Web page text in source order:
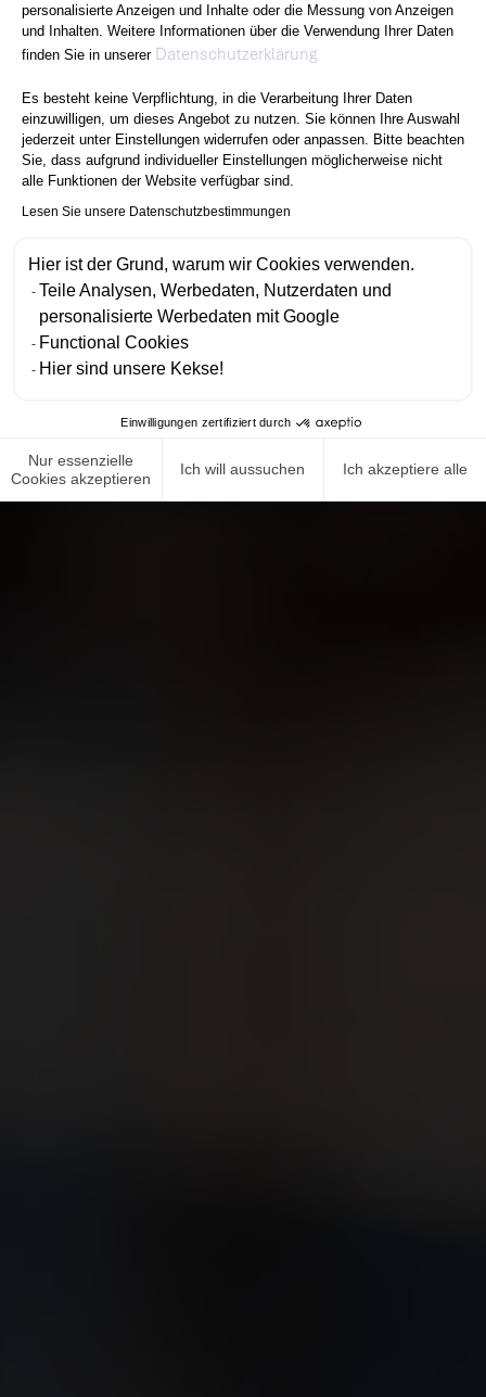
personalisierte Anzeigen und Inhalte oder die Messung von Anzeigen
und Inhalten. Weitere Informationen über die Verwendung Ihrer Daten
finden Sie in unserer Datenschutzerklärung
Es besteht keine Verpflichtung, in die Verarbeitung Ihrer Daten
einzuwilligen, um dieses Angebot zu nutzen. Sie können Ihre Auswahl
jederzeit unter Einstellungen widerrufen oder anpassen. Bitte beachten
Sie, dass aufgrund individueller Einstellungen möglicherweise nicht
alle Funktionen der Website verfügbar sind.
Lesen Sie unsere Datenschutzbestimmungen
Hier ist der Grund, warum wir Cookies verwenden.
Teile Analysen, Werbedaten, Nutzerdaten und
personalisierte Werbedaten mit Google
Functional Cookies
Hier sind unsere Kekse!
Einwilligungen zertifiziert durch
Nur essenzielle
Cookies akzeptieren
Ich will aussuchen Ich akzeptiere alle
Axeptio consent